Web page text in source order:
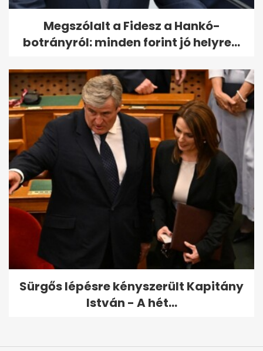
Megszólalt a Fidesz a Hankó-
botrányról: minden forint jó helyre...
Sürgős lépésre kényszerült Kapitány
István - A hét...